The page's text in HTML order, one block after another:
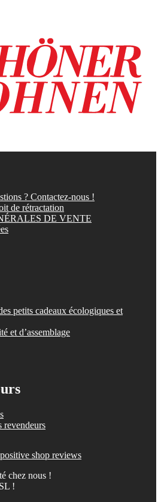
? Contactez-nous !
de rétractation
DE VENTE
petits cadeaux écologiques et
et d’assemblage
revendeurs
chez nous !
!